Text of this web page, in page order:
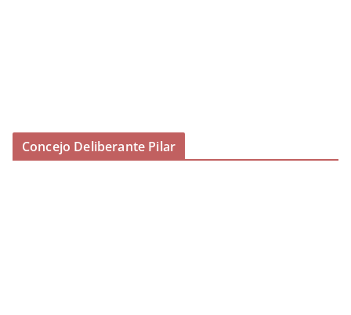
Concejo Deliberante Pilar